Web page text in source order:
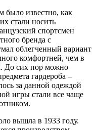
было известно, как
стали носить
спортсмен
бренда с
облегченный вариант
комфортней, чем в
До сих пор можно
гардероба –
за данной одеждой
игры стали все чаще
вышла в 1933 году.